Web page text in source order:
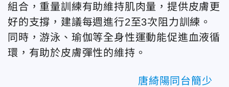
組合，重量訓練有助維持肌肉量，提供皮膚更
好的支撐，建議每週進行2至3次阻力訓練。
同時，游泳、瑜伽等全身性運動能促進血液循
環，有助於皮膚彈性的維持。
唐綺陽同台簡少